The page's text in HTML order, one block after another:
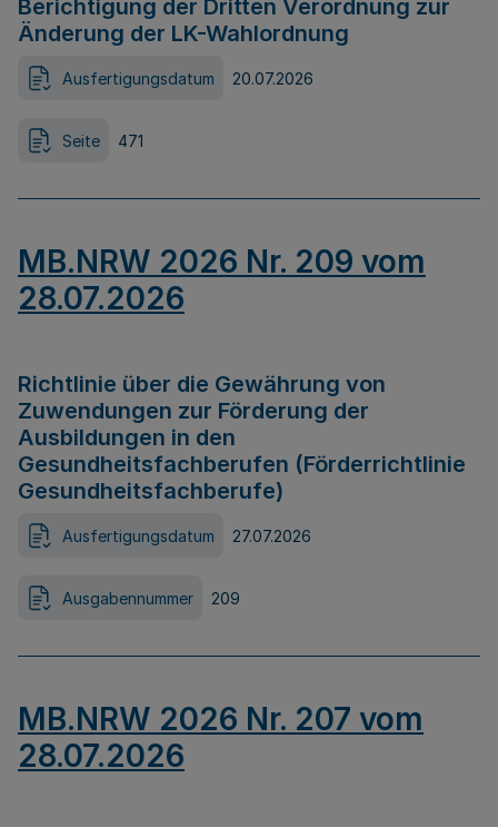
Berichtigung der Dritten Verordnung zur
Änderung der LK-Wahlordnung
Ausfertigungsdatum 20.07.2026
Seite 471
MB.NRW 2026 Nr. 209 vom
28.07.2026
Richtlinie über die Gewährung von
Zuwendungen zur Förderung der
Ausbildungen in den
Gesundheitsfachberufen (Förderrichtlinie
Gesundheitsfachberufe)
Ausfertigungsdatum 27.07.2026
Ausgabennummer 209
MB.NRW 2026 Nr. 207 vom
28.07.2026